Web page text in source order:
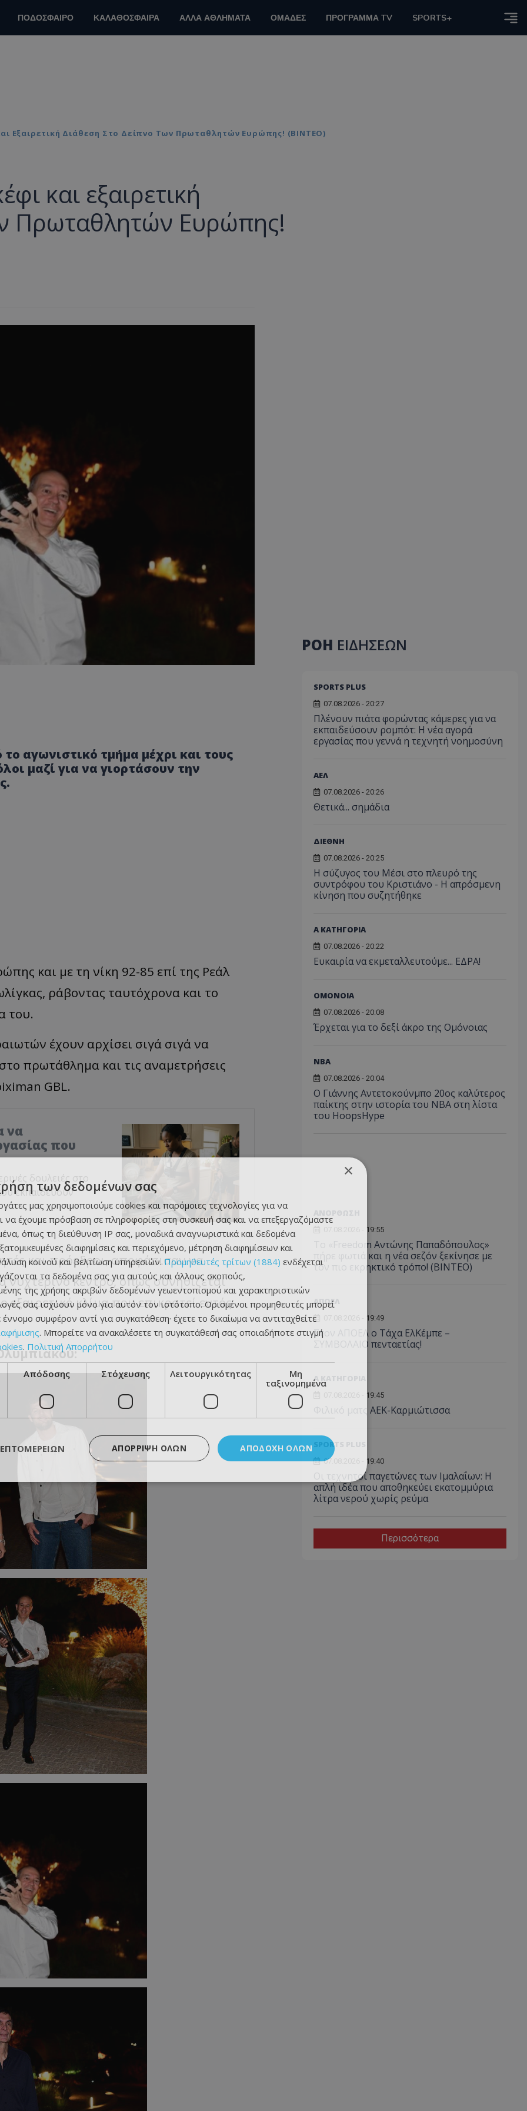
ΠΟΔΟΣΦΑΙΡΟ ΚΑΛΑΘΟΣΦΑΙΡΑ ΑΛΛΑ ΑΘΛΗΜΑΤΑ ΟΜΑΔΕΣ ΠΡΟΓΡΑΜΜΑ TV SPORTS+
Εξαιρετική Διάθεση Στο Δείπνο Των Πρωταθλητών Ευρώπης! (ΒΙΝΤΕΟ)
και εξαιρετική
Πρωταθλητών Ευρώπης!
αγωνιστικό τμήμα μέχρι και τους
μαζί για να γιορτάσουν την
και με τη νίκη 92-85 επί της Ρεάλ
ράβοντας ταυτόχρονα και το
του.
έχουν αρχίσει σιγά σιγά να
πρωτάθλημα και τις αναμετρήσεις
GBL.
να
που
δουλειές στο
εκπαιδεύουν
και πρόεδροι, αποφάσισαν να
νυχτερινό κέντρο, όπως συνηθίζεται
εξαιρετικό κλίμα που επικρατεί εντός
ΡΟΗ ΕΙΔΗΣΕΩΝ
SPORTS PLUS
07.08.2026 - 20:27
Πλένουν πιάτα φορώντας κάμερες για να
εκπαιδεύσουν ρομπότ: Η νέα αγορά
εργασίας που γεννά η τεχνητή νοημοσύνη
ΑΕΛ
07.08.2026 - 20:26
Θετικά... σημάδια
ΔΙΕΘΝΗ
07.08.2026 - 20:25
Η σύζυγος του Μέσι στο πλευρό της
συντρόφου του Κριστιάνο - Η απρόσμενη
κίνηση που συζητήθηκε
Α ΚΑΤΗΓΟΡΙΑ
07.08.2026 - 20:22
Ευκαιρία να εκμεταλλευτούμε... ΕΔΡΑ!
ΟΜΟΝΟΙΑ
07.08.2026 - 20:08
Έρχεται για το δεξί άκρο της Ομόνοιας
NBA
07.08.2026 - 20:04
Ο Γιάννης Αντετοκούνμπο 20ος καλύτερος
παίκτης στην ιστορία του NBA στη λίστα
του HoopsHype
07.08.2026 - 19:55
Το «Freedom Αντώνης Παπαδόπουλος»
πήρε φωτιά και η νέα σεζόν ξεκίνησε με
τον πιο εκρηκτικό τρόπο! (ΒΙΝΤΕΟ)
ΑΠΟΕΛ
07.08.2026 - 19:49
Στον ΑΠΟΕΛ ο Τάχα ΕλΚέμπε –
ΣΥΜΒΟΛΑΙΟ πενταετίας!
Α ΚΑΤΗΓΟΡΙΑ
07.08.2026 - 19:45
Φιλικό ματς ΑΕΚ-Καρμιώτισσα
SPORTS PLUS
07.08.2026 - 19:40
Οι τεχνητοί παγετώνες των Ιμαλαΐων: Η
απλή ιδέα που αποθηκεύει εκατομμύρια
λίτρα νερού χωρίς ρεύμα
Περισσότερα
×
των δεδομένων σας
μας χρησιμοποιούμε cookies και παρόμοιες τεχνολογίες για να
να έχουμε πρόσβαση σε πληροφορίες στη συσκευή σας και να επεξεργαζόμαστε
όπως τη διεύθυνση IP σας, μοναδικά αναγνωριστικά και δεδομένα
διαφημίσεις και περιεχόμενο, μέτρηση διαφημίσεων και
κοινού και βελτίωση υπηρεσιών.Προμηθευτές τρίτων (1884) ενδέχεται
τα δεδομένα σας για αυτούς και άλλους σκοπούς,
της χρήσης ακριβών δεδομένων γεωεντοπισμού και χαρακτηριστικών
σας ισχύουν μόνο για αυτόν τον ιστότοπο. Ορισμένοι προμηθευτές μπορεί
συμφέρον αντί για συγκατάθεση· έχετε το δικαίωμα να αντιταχθείτε
. Μπορείτε να ανακαλέσετε τη συγκατάθεσή σας οποιαδήποτε στιγμή
. Πολιτική Απορρήτου
Απόδοσης Στόχευσης Λειτουργικότητας
Μη
ταξινομημένα
ΑΠΟΔΟΧΉ ΌΛΩΝ
ΑΠΌΡΡΙΨΗ ΌΛΩΝ